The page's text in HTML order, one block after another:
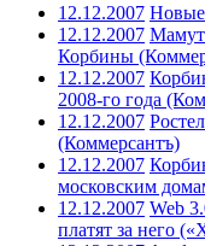
12.12.2007 Новые
12.12.2007 Мамут
Корбины
12.12.2007
2008-го года
12.12.2007
(Коммерсантъ)
12.12.2007
московским
12.12.2007 Web
платят за него